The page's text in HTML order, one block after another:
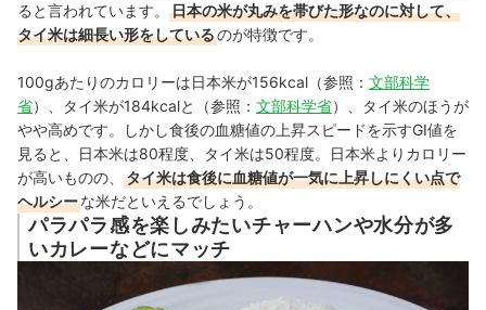
ると言われています。
日本の米が丸みを帯びた形なのに対して、
タイ米は細長い形をしているのが特徴です。
100gあたりのカロリーは日本米が156kcal（参照： 文部科学
省）、タイ米が184kcalと（参照： 文部科学省）、タイ米のほうが
やや高めです。しかし食後の血糖値の上昇スピードを示すGI値を
見ると、日本米は80程度、タイ米は50程度。日本米よりカロリー
が高いものの、
タイ米は食後に血糖値が一気に上昇しにくい点で
ヘルシーな米だといえるでしょう。
パラパラ感を楽しみたいチャーハンや水分が多
いカレーなどにマッチ